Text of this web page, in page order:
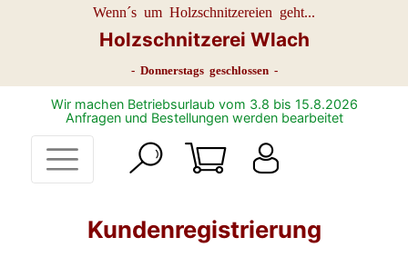
Wenn´s um Holzschnitzereien geht...
Holzschnitzerei Wlach
- Donnerstags geschlossen -
Wir machen Betriebsurlaub vom 3.8 bis 15.8.2026
Anfragen und Bestellungen werden bearbeitet
Kundenregistrierung